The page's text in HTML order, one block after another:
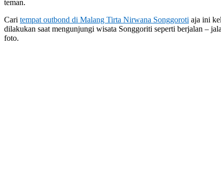
teman.
Cari tempat outbond di Malang Tirta Nirwana Songgoroti aja ini
dilakukan saat mengunjungi wisata Songgoriti seperti berjalan –
foto.